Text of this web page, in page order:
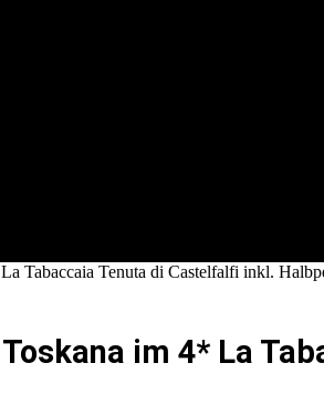
Tabaccaia Tenuta di Castelfalfi inkl.
im 4* La